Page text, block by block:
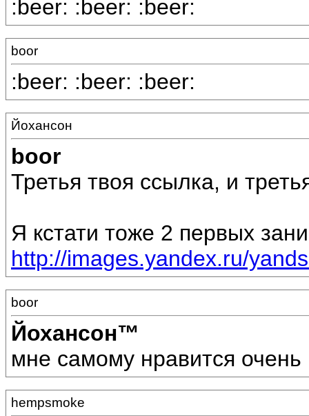
:beer: :beer: :beer:
boor
:beer: :beer: :beer:
Йохансон
boor
Третья твоя ссылка, и
Я кстати тоже 2 первых
http://images.yandex.ru/
boor
Йохансон™
мне самому нравится
hempsmoke